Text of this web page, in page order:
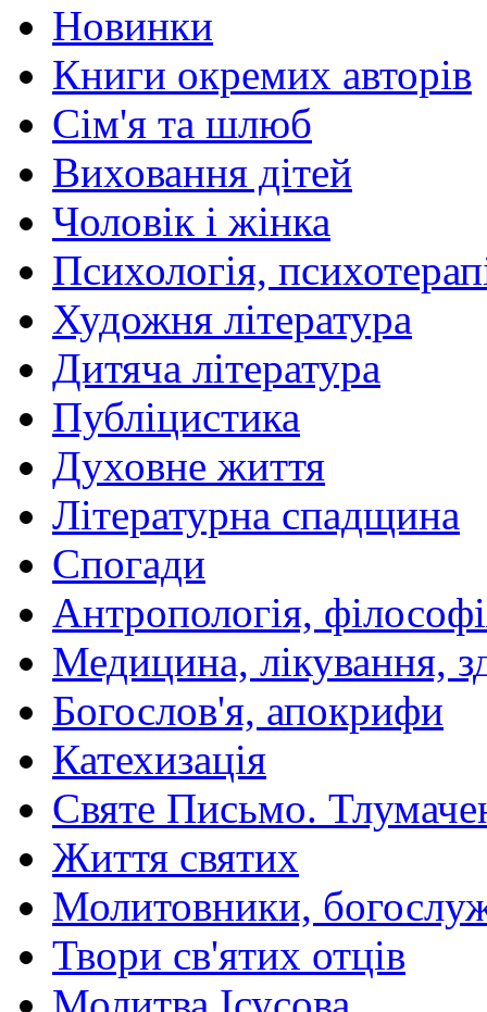
Новинки
Книги окремих авторів
Сім'я та шлюб
Виховання дітей
Чоловік і жінка
Психологія,
Художня література
Дитяча література
Публіцистика
Духовне життя
Літературна спадщина
Спогади
Антропологія,
Медицина, лікування,
Богослов'я, апокрифи
Катехизація
Святе Письмо.
Життя святих
Молитовники,
Твори св'ятих отців